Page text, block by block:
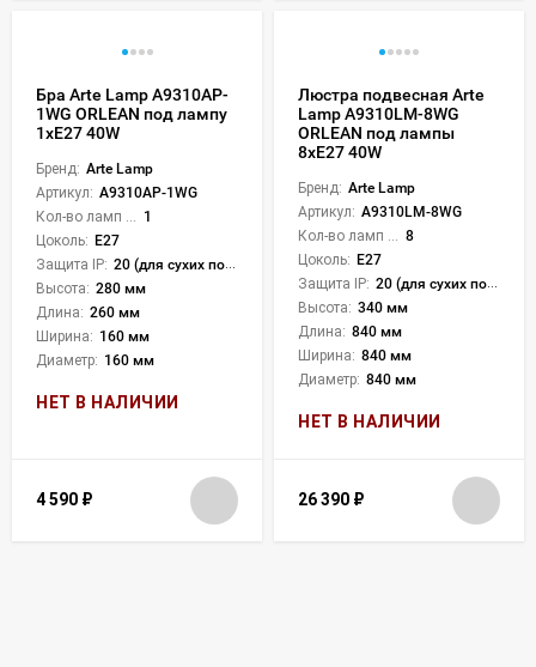
Бра Arte Lamp A9310AP-
1WG ORLEAN под лампу
1xE27 40W
Бренд: Arte Lamp
Артикул: A9310AP-1WG
1
Цоколь: E27
Защита IP: 20 (для сухих пом.)
Высота: 280 мм
Длина: 260 мм
Ширина: 160 мм
Диаметр: 160 мм
НЕТ В НАЛИЧИИ
4 590 ₽
Люстра подвесная Arte
Lamp A9310LM-8WG
ORLEAN под лампы
8xE27 40W
Бренд: Arte Lamp
Артикул: A9310LM-8WG
8
Цоколь: E27
Защита IP: 20 (для сухих пом.)
Высота: 340 мм
Длина: 840 мм
Ширина: 840 мм
Диаметр: 840 мм
НЕТ В НАЛИЧИИ
26 390 ₽